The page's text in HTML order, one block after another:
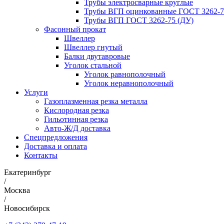
Трубы электросварные круглые
Трубы ВГП оцинкованные ГОСТ 3262-
Трубы ВГП ГОСТ 3262-75 (ДУ)
Фасонный прокат
Швеллер
Швеллер гнутый
Балки двутавровые
Уголок стальной
Уголок равнополочный
Уголок неравнополочный
Услуги
Газоплазменная резка металла
Кислородная резка
Гильотинная резка
Авто-Ж/Д доставка
Спецпредложения
Доставка и оплата
Контакты
Екатеринбург
/
Москва
/
Новосибирск